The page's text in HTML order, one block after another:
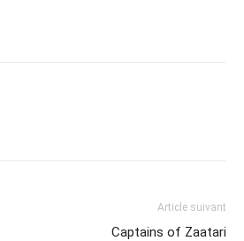
Article suivant
Captains of Zaatari